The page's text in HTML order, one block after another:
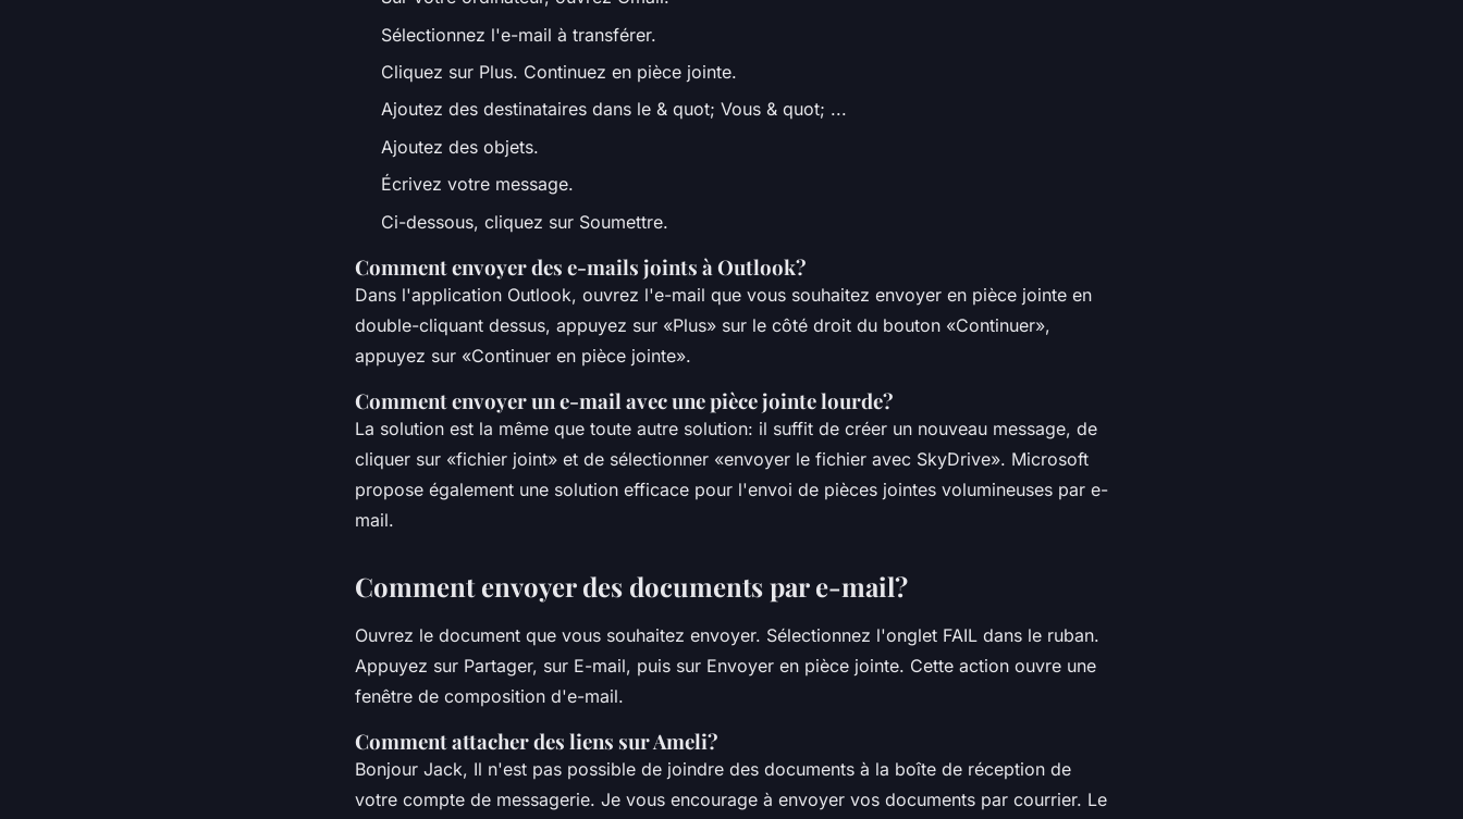
Sélectionnez l'e-mail à transférer.
Cliquez sur Plus. Continuez en pièce jointe.
Ajoutez des destinataires dans le & quot; Vous & quot; ...
Ajoutez des objets.
Écrivez votre message.
Ci-dessous, cliquez sur Soumettre.
Comment envoyer des e-mails joints à Outlook?
Dans l'application Outlook, ouvrez l'e-mail que vous souhaitez envoyer en pièce jointe en
double-cliquant dessus, appuyez sur «Plus» sur le côté droit du bouton «Continuer»,
appuyez sur «Continuer en pièce jointe».
Comment envoyer un e-mail avec une pièce jointe lourde?
La solution est la même que toute autre solution: il suffit de créer un nouveau message, de
cliquer sur «fichier joint» et de sélectionner «envoyer le fichier avec SkyDrive». Microsoft
propose également une solution efficace pour l'envoi de pièces jointes volumineuses par e-
mail.
Comment envoyer des documents par e-mail?
Ouvrez le document que vous souhaitez envoyer. Sélectionnez l'onglet FAIL dans le ruban.
Appuyez sur Partager, sur E-mail, puis sur Envoyer en pièce jointe. Cette action ouvre une
fenêtre de composition d'e-mail.
Comment attacher des liens sur Ameli?
Bonjour Jack, Il n'est pas possible de joindre des documents à la boîte de réception de
votre compte de messagerie. Je vous encourage à envoyer vos documents par courrier. Le